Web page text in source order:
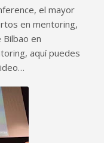
el mayor
en mentoring,
en
aquí puedes